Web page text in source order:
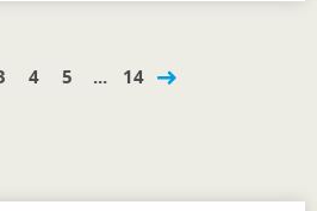
4 5 ... 14